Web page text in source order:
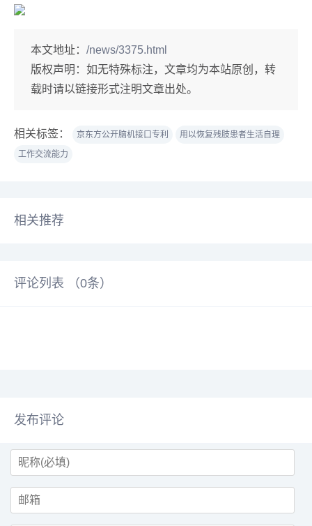
本文地址： /news/3375.html
版权声明： 如无特殊标注，文章均为本站原创，转
载时请以链接形式注明文章出处。
相关标签： 京东方公开脑机接口专利
用以恢复残肢患者生活自理
工作交流能力
相关推荐
评论列表 （0条）
发布评论